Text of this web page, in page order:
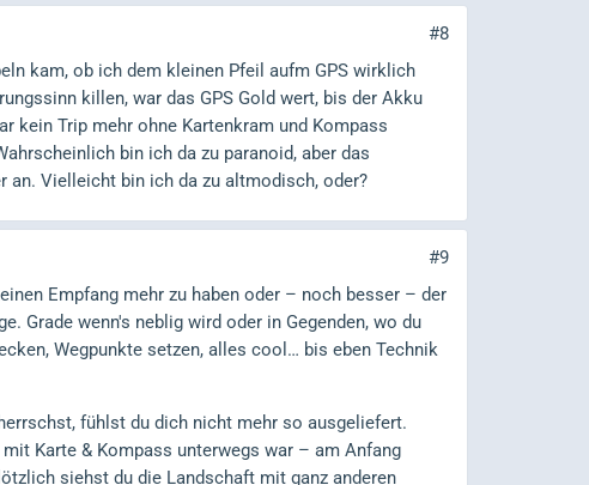
#8
kam, ob ich dem kleinen Pfeil aufm GPS wirklich
killen, war das GPS Gold wert, bis der Akku
kein Trip mehr ohne Kartenkram und Kompass
bin ich da zu paranoid, aber das
an. Vielleicht bin ich da zu altmodisch, oder?
#9
Empfang mehr zu haben oder – noch besser – der
Grade wenn's neblig wird oder in Gegenden, wo du
Wegpunkte setzen, alles cool… bis eben Technik
fühlst du dich nicht mehr so ausgeliefert.
Karte & Kompass unterwegs war – am Anfang
siehst du die Landschaft mit ganz anderen